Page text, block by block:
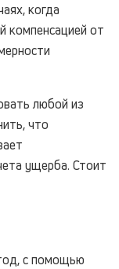
когда
компенсацией от
любой из
что
ущерба. Стоит
с помощью